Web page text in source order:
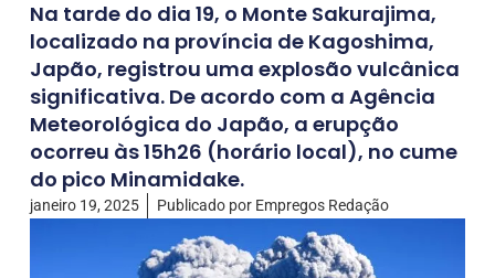
Na tarde do dia 19, o Monte Sakurajima,
localizado na província de Kagoshima,
Japão, registrou uma explosão vulcânica
significativa. De acordo com a Agência
Meteorológica do Japão, a erupção
ocorreu às 15h26 (horário local), no cume
do pico Minamidake.
janeiro 19, 2025 Publicado porEmpregos Redação